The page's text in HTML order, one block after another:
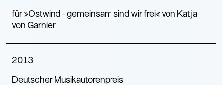
für »Ostwind - gemeinsam sind wir frei« von Katja
von Garnier
2013
Deutscher Musikautorenpreis